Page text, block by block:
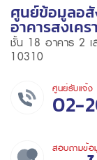
ศูนย์ข้อมูลอสั
อาคารสงเคร
ชั้น 18 อาคาร 2 เ
10310
ศูนย์รับแจ้ง
02-
สอบถามข้อ